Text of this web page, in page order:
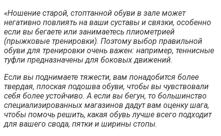
«Ношение старой, стоптанной обуви в зале может
негативно повлиять на ваши суставы и связки, особенно
если вы бегаете или занимаетесь плиометрией
(прыжковые тренировки). Поэтому выбор правильной
обуви для тренировки очень важен: например, теннисные
туфли предназначены для боковых движений.
Если вы поднимаете тяжести, вам понадобится более
твердая, плоская подошва обуви, чтобы вы чувствовали
себя более устойчиво. А если вы бегун, то большинство
специализированных магазинов дадут вам оценку шага,
чтобы помочь решить, какая обувь лучше всего подходит
для вашего свода, пятки и ширины стопы.